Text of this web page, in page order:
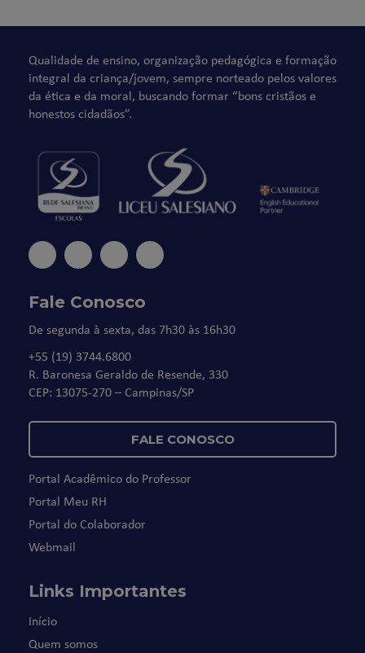
Qualidade de ensino, organização pedagógica e formação
integral da criança/jovem, sempre norteado pelos valores
da ética e da moral, buscando formar “bons cristãos e
honestos cidadãos”.
Fale Conosco
De segunda à sexta, das 7h30 às 16h30
+55 (19) 3744.6800
R. Baronesa Geraldo de Resende, 330
CEP: 13075-270 – Campinas/SP
FALE CONOSCO
Portal Acadêmico do Professor
Portal Meu RH
Portal do Colaborador
Webmail
Links Importantes
Início
Quem somos